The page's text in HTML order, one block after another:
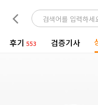
후기 553 검증기사